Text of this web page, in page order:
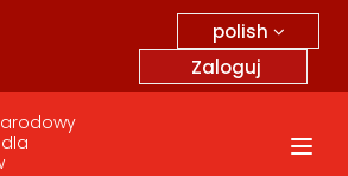
polish
Zaloguj